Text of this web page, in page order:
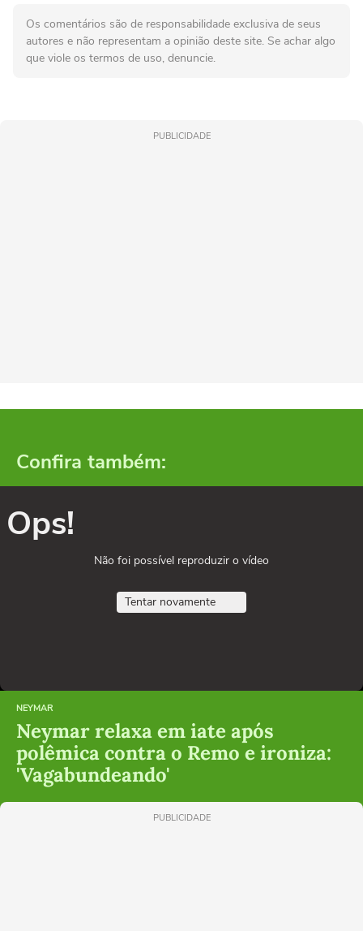
Os comentários são de responsabilidade exclusiva de seus
autores e não representam a opinião deste site. Se achar algo
que viole os termos de uso, denuncie.
PUBLICIDADE
Confira também:
Ops!
Não foi possível reproduzir o vídeo
Tentar novamente
NEYMAR
Neymar relaxa em iate após
polêmica contra o Remo e ironiza:
'Vagabundeando'
PUBLICIDADE